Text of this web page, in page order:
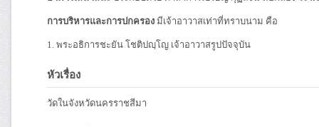
การบริหารและการปกครอง มีเจ้าอาวาสเท่าที่ทราบนาม คือ
1. พระอธิการชะยัน โชติปญฺโญ เจ้าอาวาสรูปปัจจุบัน
หัวเรื่อง
วัดในจังหวัดนครราชสีมา